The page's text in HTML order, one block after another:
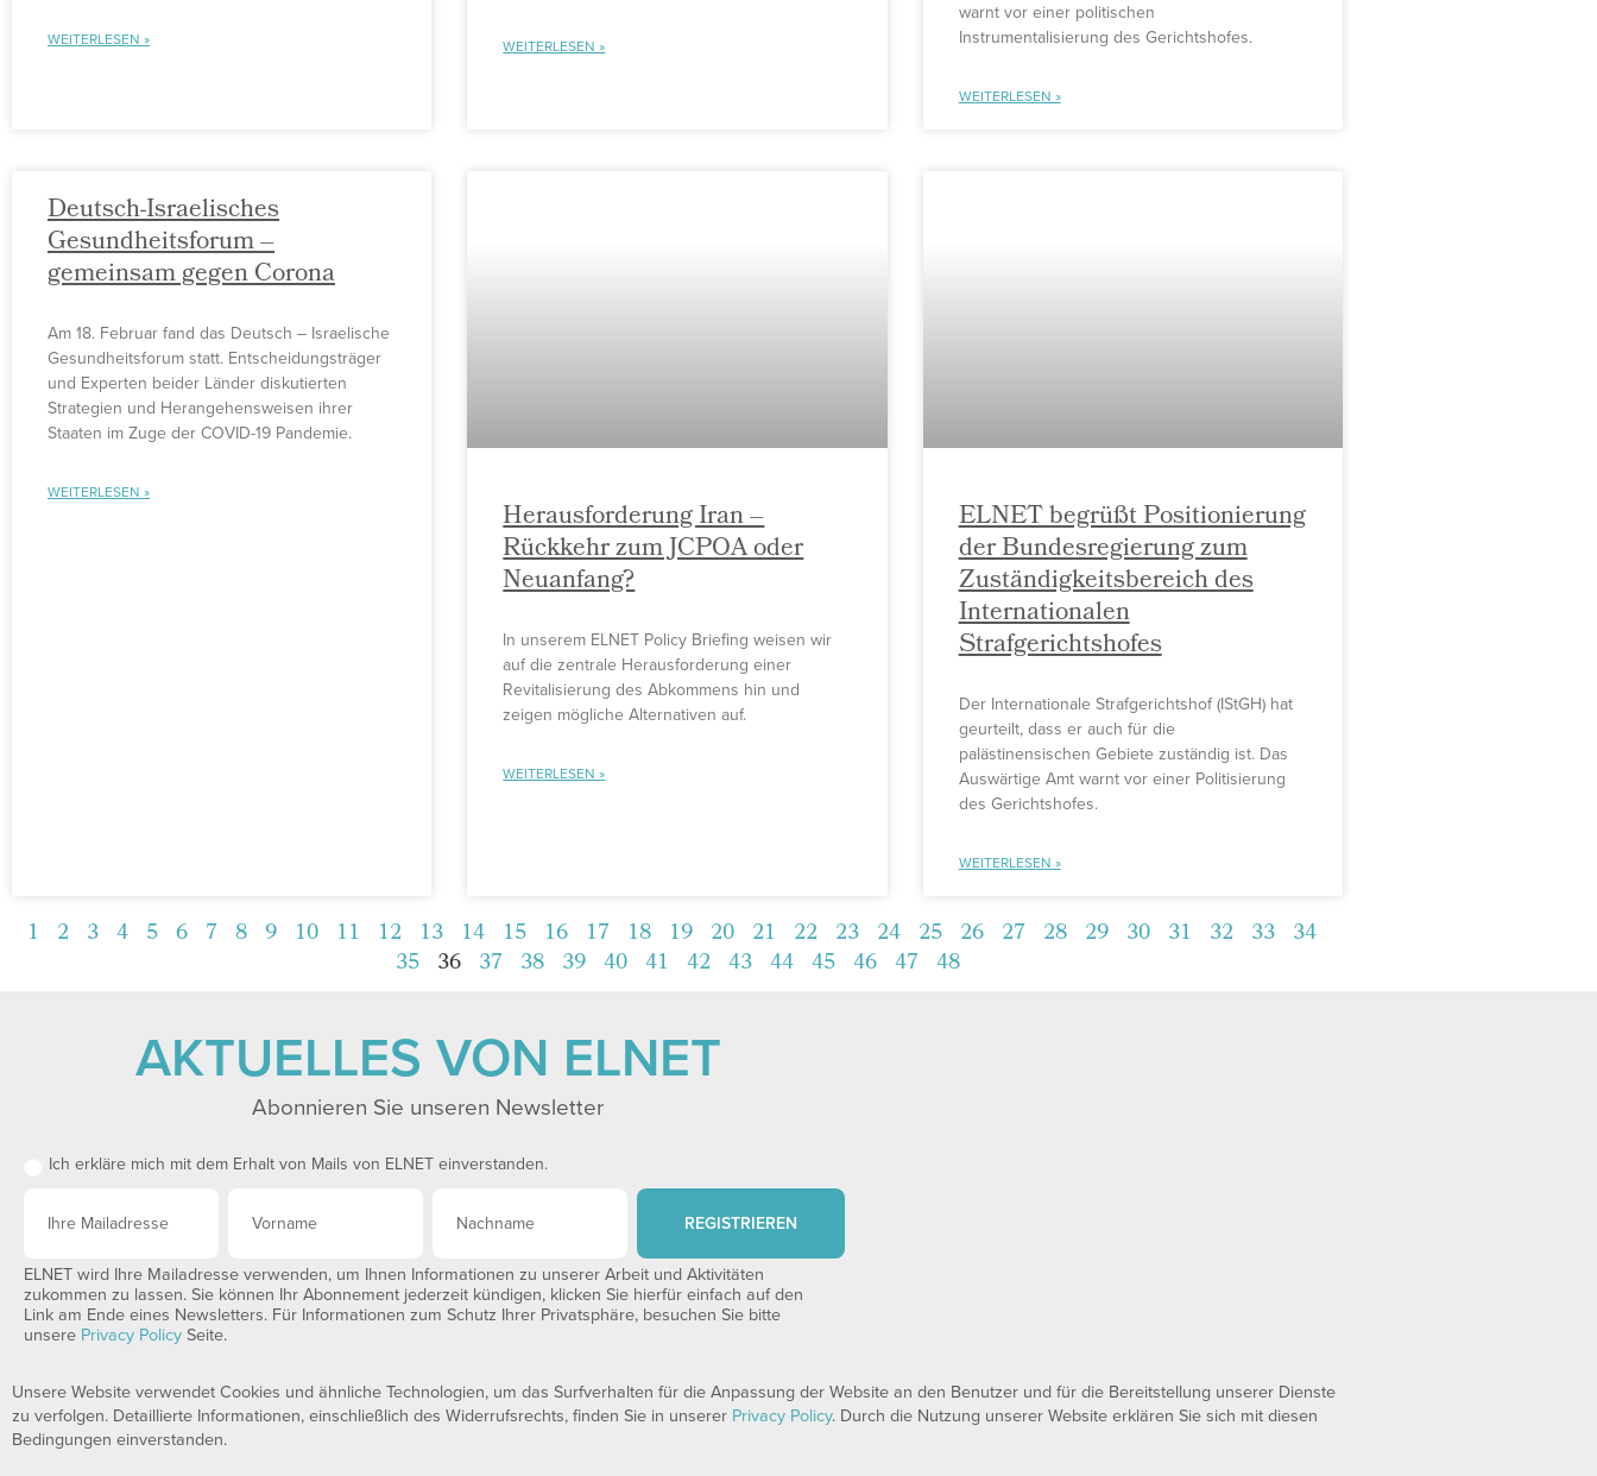
WEITERLESEN » WEITERLESEN »
warnt vor einer politischen
Instrumentalisierung des Gerichtshofes.
WEITERLESEN »
Deutsch-Israelisches
Gesundheitsforum –
gemeinsam gegen Corona
Am 18. Februar fand das Deutsch – Israelische
Gesundheitsforum statt. Entscheidungsträger
und Experten beider Länder diskutierten
Strategien und Herangehensweisen ihrer
Staaten im Zuge der COVID-19 Pandemie.
WEITERLESEN »
Herausforderung Iran –
Rückkehr zum JCPOA oder
Neuanfang?
In unserem ELNET Policy Briefing weisen wir
auf die zentrale Herausforderung einer
Revitalisierung des Abkommens hin und
zeigen mögliche Alternativen auf.
WEITERLESEN »
ELNET begrüßt Positionierung
der Bundesregierung zum
Zuständigkeitsbereich des
Internationalen
Strafgerichtshofes
Der Internationale Strafgerichtshof (IStGH) hat
geurteilt, dass er auch für die
palästinensischen Gebiete zuständig ist. Das
Auswärtige Amt warnt vor einer Politisierung
des Gerichtshofes.
WEITERLESEN »
1 2 3 4 5 6 7 8 9 10 11 12 13 14 15 16 17 18 19 20 21 22 23 24 25 26 27 28 29 30 31 32 33 34
35 36 37 38 39 40 41 42 43 44 45 46 47 48
AKTUELLES VON ELNET
Abonnieren Sie unseren Newsletter
Ich erkläre mich mit dem Erhalt von Mails von ELNET einverstanden.
REGISTRIEREN
ELNET wird Ihre Mailadresse verwenden, um Ihnen Informationen zu unserer Arbeit und Aktivitäten
zukommen zu lassen. Sie können Ihr Abonnement jederzeit kündigen, klicken Sie hierfür einfach auf den
Link am Ende eines Newsletters. Für Informationen zum Schutz Ihrer Privatsphäre, besuchen Sie bitte
unsere Privacy Policy Seite.
Unsere Website verwendet Cookies und ähnliche Technologien, um das Surfverhalten für die Anpassung der Website an den Benutzer und für die Bereitstellung unserer Dienste
zu verfolgen. Detaillierte Informationen, einschließlich des Widerrufsrechts, finden Sie in unserer Privacy Policy. Durch die Nutzung unserer Website erklären Sie sich mit diesen
Bedingungen einverstanden.